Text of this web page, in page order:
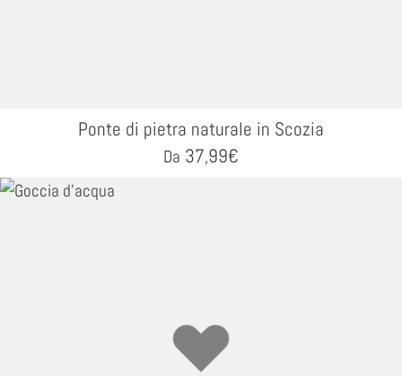
Ponte di pietra naturale in Scozia
Da 37,99€